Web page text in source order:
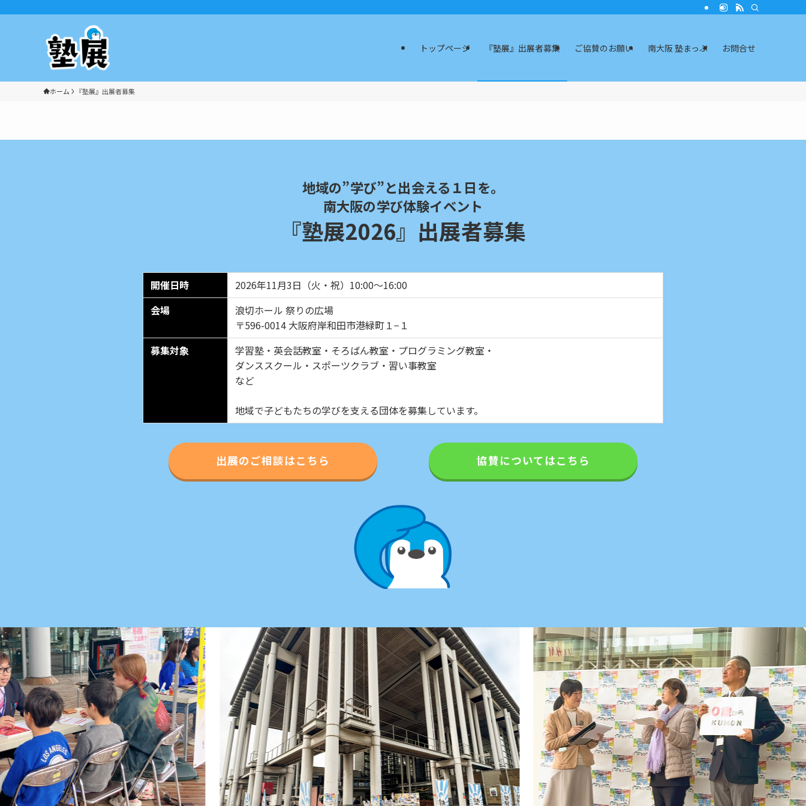
トップページ 『塾展』出展者募集 ご協賛のお願い 南大阪 塾まっぷ お問合せ
ホーム 『塾展』出展者募集
地域の”学び”と出会える１日を。
南大阪の学び体験イベント
『塾展2026』出展者募集
開催日時
2026年11月3日（火・祝）10:00～16:00
会場
浪切ホール 祭りの広場
〒596-0014 大阪府岸和田市港緑町１−１
募集対象
学習塾・英会話教室・そろばん教室・プログラミング教室・
ダンススクール・スポーツクラブ・習い事教室
など
地域で子どもたちの学びを支える団体を募集しています。
出展のご相談はこちら 協賛についてはこちら